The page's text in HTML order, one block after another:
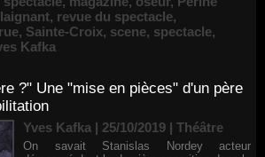
, revue du spectacle,
rue, Sainte-Croix, scene, spectacle,
Kafka
?" Une "mise en pièces" d'un père
Yves Kafka | 25/10/2019 | Théâtre
On savait Stanislas Nordey acteur